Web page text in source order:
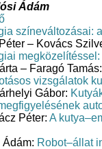
Ádám
színeváltozásai:
– Kovács
– Faragó Tamás:
vizsgálatok
Gábor:
Péter: A
Robot–állat